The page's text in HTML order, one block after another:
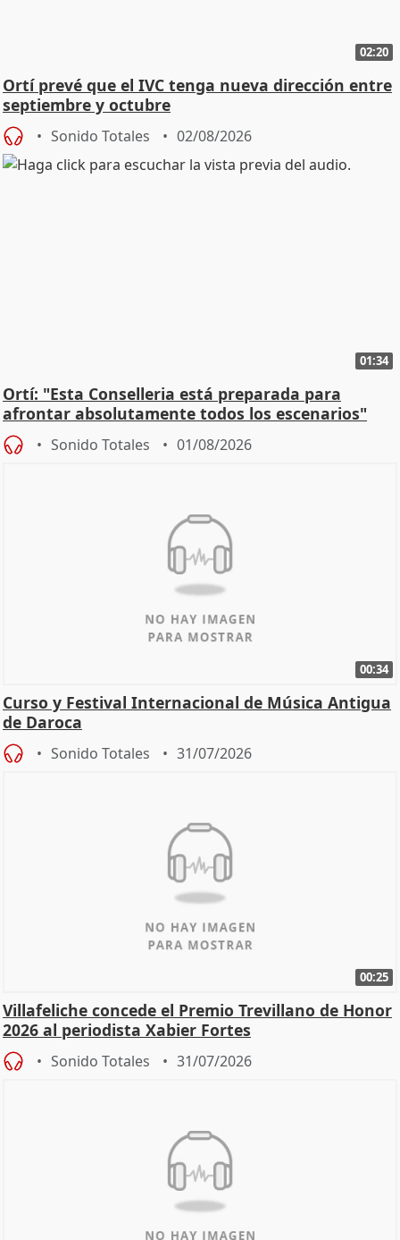
02:20
Ortí prevé que el IVC tenga nueva dirección entre
septiembre y octubre
Sonido Totales 02/08/2026
01:34
Ortí: "Esta Conselleria está preparada para
afrontar absolutamente todos los escenarios"
Sonido Totales 01/08/2026
00:34
Curso y Festival Internacional de Música Antigua
de Daroca
Sonido Totales 31/07/2026
00:25
Villafeliche concede el Premio Trevillano de Honor
2026 al periodista Xabier Fortes
Sonido Totales 31/07/2026